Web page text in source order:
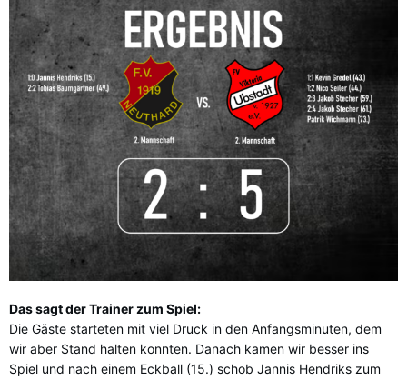
Das sagt der Trainer zum Spiel:
Die Gäste starteten mit viel Druck in den Anfangsminuten, dem
wir aber Stand halten konnten. Danach kamen wir besser ins
Spiel und nach einem Eckball (15.) schob Jannis Hendriks zum